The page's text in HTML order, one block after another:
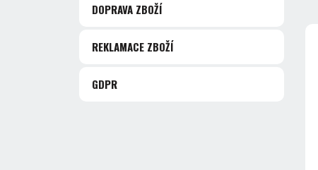
DOPRAVA ZBOŽÍ
REKLAMACE ZBOŽÍ
GDPR